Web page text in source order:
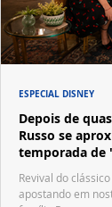
Depois de
Russo se
temporada de
Waverly Place"
Revival do
apostando em
ESPECIAL DISNEY